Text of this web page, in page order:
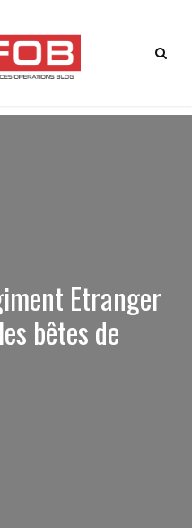
Etranger
bêtes de